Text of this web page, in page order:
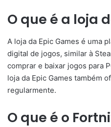
O que é a loja
A loja da Epic Games é uma
digital de jogos, similar à
comprar e baixar jogos para
loja da Epic Games também
regularmente.
O que é o